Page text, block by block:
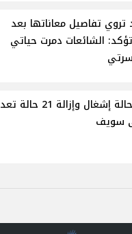
تروي تفاصيل معاناتها بعد
الشائعات دمرت حياتي
رفع 376 حالة إشغال وإزالة 21 حالة تعد
سويف